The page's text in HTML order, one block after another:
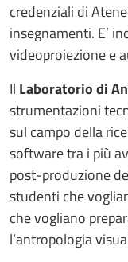
credenziali di
insegnamenti. E’
videoproiezione e
Il Laboratorio di
strumentazioni
sul campo della
software tra i più
post-produzione
studenti che
che vogliano
l’antropologia